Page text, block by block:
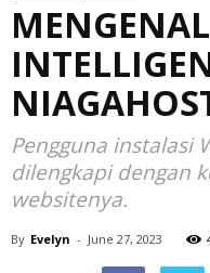
Pengguna instalasi
dilengkapi dengan
websitenya.
By Evelyn - June 27, 2023